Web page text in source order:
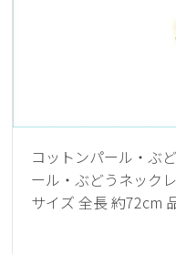
コットンパール・ぶ
ール・ぶどうネック
サイズ 全長 約72cm